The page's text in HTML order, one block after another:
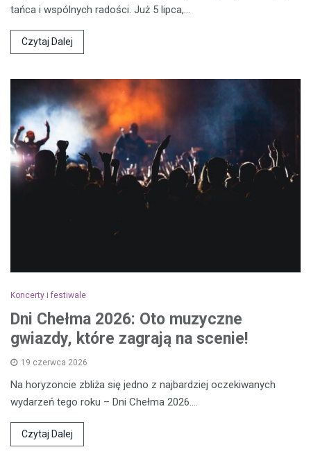
tańca i wspólnych radości. Już 5 lipca,…
Czytaj Dalej
Koncerty i festiwale
Dni Chełma 2026: Oto muzyczne
gwiazdy, które zagrają na scenie!
19 czerwca 2026
Na horyzoncie zbliża się jedno z najbardziej oczekiwanych
wydarzeń tego roku – Dni Chełma 2026.…
Czytaj Dalej